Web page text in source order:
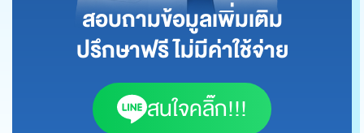
สอบถามข้อมูลเพิ่มเติม
ปรึกษาฟรี ไม่มีค่าใช้จ่าย
สนใจคลิ๊ก!!!